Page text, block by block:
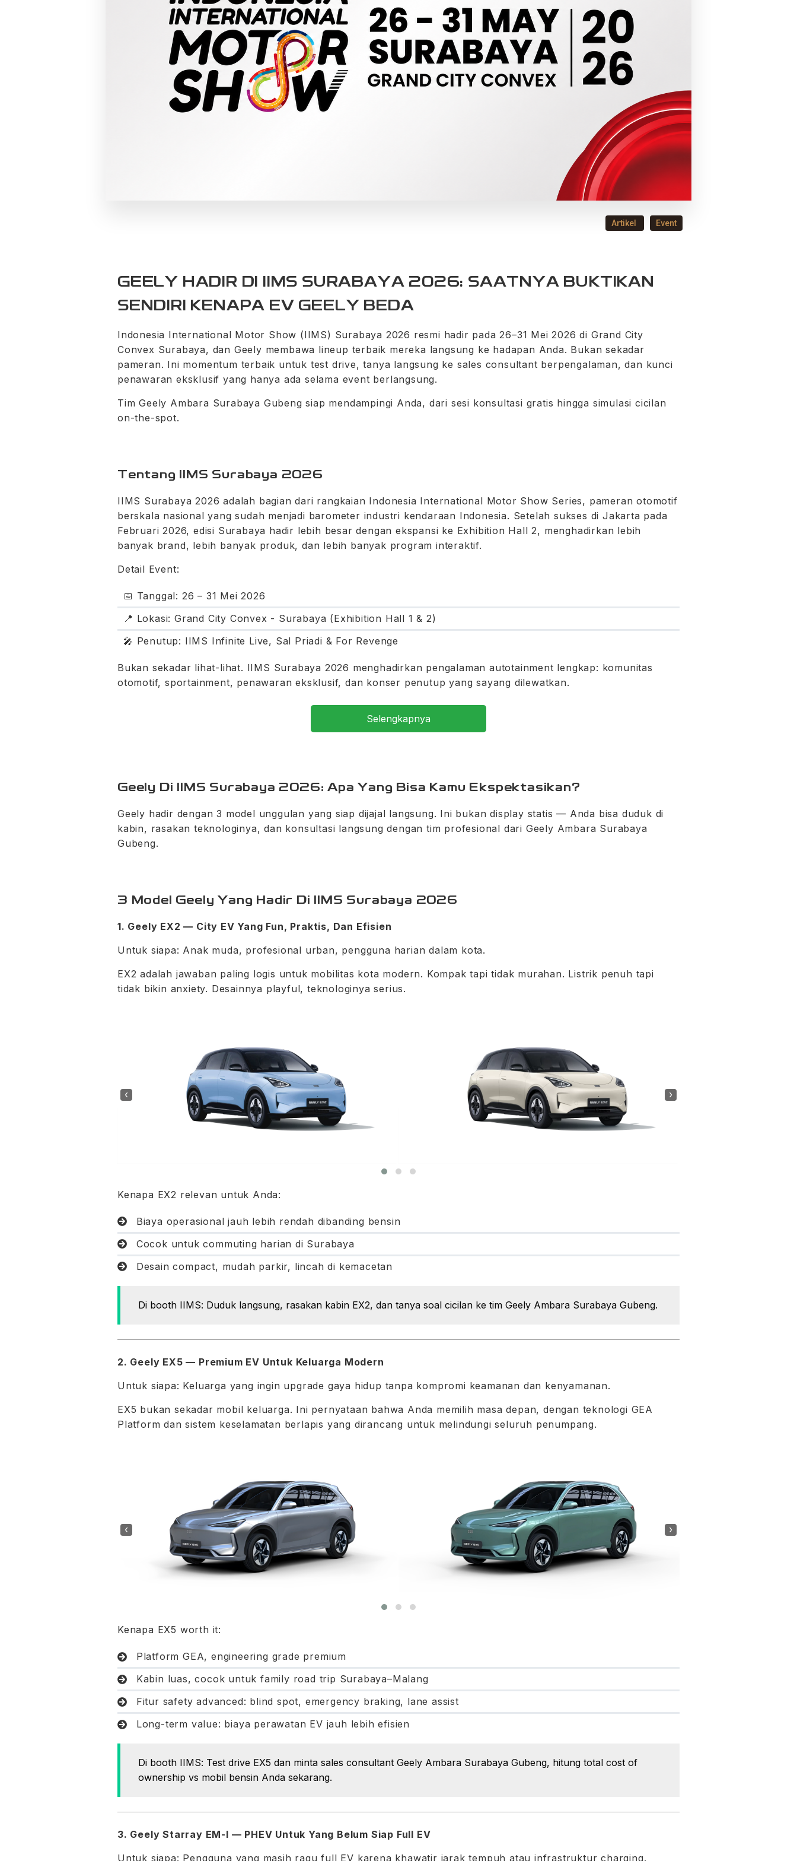
Artikel Event
GEELY HADIR DI IIMS SURABAYA 2026: SAATNYA BUKTIKAN
SENDIRI KENAPA EV GEELY BEDA
Indonesia International Motor Show (IIMS) Surabaya 2026 resmi hadir pada 26–31 Mei 2026 di Grand City
Convex Surabaya, dan Geely membawa lineup terbaik mereka langsung ke hadapan Anda. Bukan sekadar
pameran. Ini momentum terbaik untuk test drive, tanya langsung ke sales consultant berpengalaman, dan kunci
penawaran eksklusif yang hanya ada selama event berlangsung.
Tim Geely Ambara Surabaya Gubeng siap mendampingi Anda, dari sesi konsultasi gratis hingga simulasi cicilan
on-the-spot.
Tentang IIMS Surabaya 2026
IIMS Surabaya 2026 adalah bagian dari rangkaian Indonesia International Motor Show Series, pameran otomotif
berskala nasional yang sudah menjadi barometer industri kendaraan Indonesia. Setelah sukses di Jakarta pada
Februari 2026, edisi Surabaya hadir lebih besar dengan ekspansi ke Exhibition Hall 2, menghadirkan lebih
banyak brand, lebih banyak produk, dan lebih banyak program interaktif.
Detail Event:
📅 Tanggal: 26 – 31 Mei 2026
📍 Lokasi: Grand City Convex - Surabaya (Exhibition Hall 1 & 2)
🎤 Penutup: IIMS Infinite Live, Sal Priadi & For Revenge
Bukan sekadar lihat-lihat. IIMS Surabaya 2026 menghadirkan pengalaman autotainment lengkap: komunitas
otomotif, sportainment, penawaran eksklusif, dan konser penutup yang sayang dilewatkan.
Selengkapnya
Geely Di IIMS Surabaya 2026: Apa Yang Bisa Kamu Ekspektasikan?
Geely hadir dengan 3 model unggulan yang siap dijajal langsung. Ini bukan display statis — Anda bisa duduk di
kabin, rasakan teknologinya, dan konsultasi langsung dengan tim profesional dari Geely Ambara Surabaya
Gubeng.
3 Model Geely Yang Hadir Di IIMS Surabaya 2026
1. Geely EX2 — City EV Yang Fun, Praktis, Dan Efisien
Untuk siapa: Anak muda, profesional urban, pengguna harian dalam kota.
EX2 adalah jawaban paling logis untuk mobilitas kota modern. Kompak tapi tidak murahan. Listrik penuh tapi
tidak bikin anxiety. Desainnya playful, teknologinya serius.
‹ ›
Kenapa EX2 relevan untuk Anda:
Biaya operasional jauh lebih rendah dibanding bensin
Cocok untuk commuting harian di Surabaya
Desain compact, mudah parkir, lincah di kemacetan
Di booth IIMS: Duduk langsung, rasakan kabin EX2, dan tanya soal cicilan ke tim Geely Ambara Surabaya Gubeng.
2. Geely EX5 — Premium EV Untuk Keluarga Modern
Untuk siapa: Keluarga yang ingin upgrade gaya hidup tanpa kompromi keamanan dan kenyamanan.
EX5 bukan sekadar mobil keluarga. Ini pernyataan bahwa Anda memilih masa depan, dengan teknologi GEA
Platform dan sistem keselamatan berlapis yang dirancang untuk melindungi seluruh penumpang.
‹ ›
Kenapa EX5 worth it:
Platform GEA, engineering grade premium
Kabin luas, cocok untuk family road trip Surabaya–Malang
Fitur safety advanced: blind spot, emergency braking, lane assist
Long-term value: biaya perawatan EV jauh lebih efisien
Di booth IIMS: Test drive EX5 dan minta sales consultant Geely Ambara Surabaya Gubeng, hitung total cost of
ownership vs mobil bensin Anda sekarang.
3. Geely Starray EM-I — PHEV Untuk Yang Belum Siap Full EV
Untuk siapa: Pengguna yang masih ragu full EV karena khawatir jarak tempuh atau infrastruktur charging.